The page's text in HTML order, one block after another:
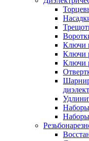
Ключи
Ключи
Ключи
Наборы
Наборы